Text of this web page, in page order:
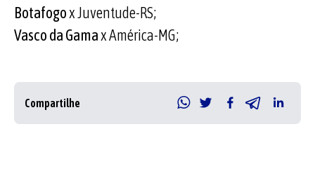
Botafogo x Juventude-RS;
Vasco da Gama x América-MG;
Compartilhe